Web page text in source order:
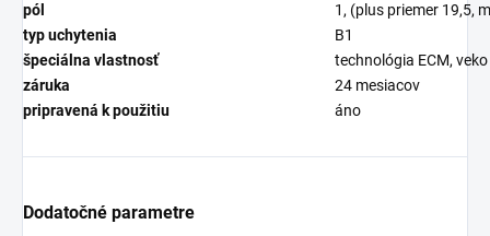
pól
1, (plus priemer 19,5,
typ uchytenia
B1
špeciálna vlastnosť
technológia ECM,
záruka
24 mesiacov
pripravená k použitiu
áno
Dodatočné parametre